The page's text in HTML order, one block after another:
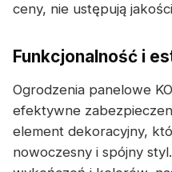
ceny, nie ustępują
Funkcjonalność i
Ogrodzenia panelowe
efektywne
element dekoracyjny,
nowoczesny i spójny